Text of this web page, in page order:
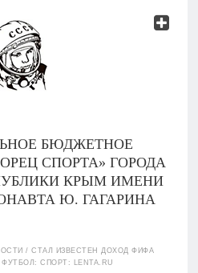
БЮДЖЕТНОЕ
СПОРТА» ГОРОДА
КРЫМ ИМЕНИ
Ю. ГАГАРИНА
/СТАЛ ИЗВЕСТЕН ДОХОД ФИФА
СПОРТ: LENTA.RU